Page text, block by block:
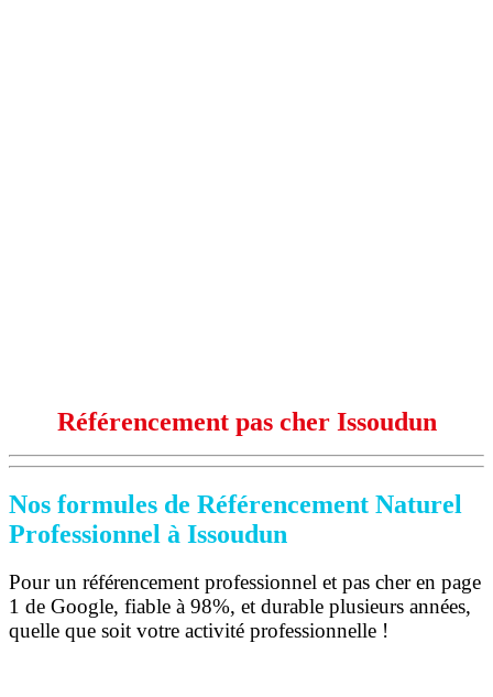
Référencement pas cher Issoudun
Nos formules de Référencement Naturel
Professionnel à Issoudun
Pour un référencement professionnel et pas cher en page
1 de Google, fiable à 98%, et durable plusieurs années,
quelle que soit votre activité professionnelle !